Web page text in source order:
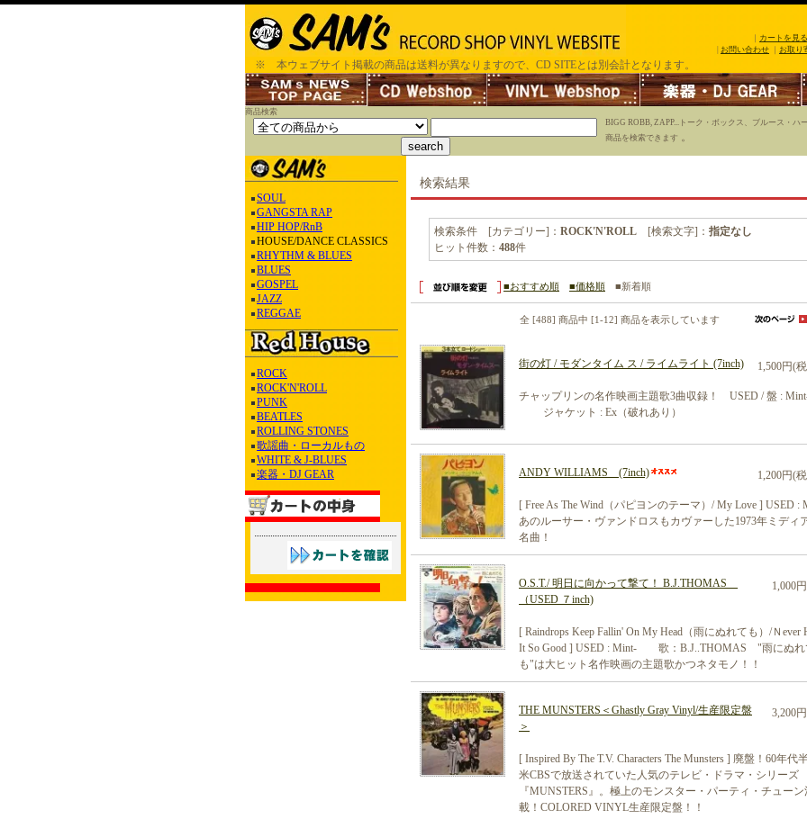
※ 本ウェブサイト掲載の商品は送料が異なりますので、CD SITEとは別会計となります。
カートを見る
お問い合わせ お取り
商品検索
BIGG ROBB, ZAPP...トーク・ボックス、ブルース・ハ
商品を検索できます 。
SOUL
GANGSTA RAP
HIP HOP/RnB
HOUSE/DANCE CLASSICS
RHYTHM & BLUES
BLUES
GOSPEL
JAZZ
REGGAE
ROCK
ROCK'N'ROLL
PUNK
BEATLES
ROLLING STONES
歌謡曲・ローカルもの
WHITE & J-BLUES
楽器・DJ GEAR
検索結果
検索条件 [カテゴリー]： ROCK'N'ROLL [検索文字]： 指定なし
ヒット件数： 488件
■おすすめ順 ■価格順 ■新着順
全 [488] 商品中 [1-12] 商品を表示しています
街の灯 / モダンタイム ス / ライムライト (7inch) 1,500円(
チャップリンの名作映画主題歌3曲収録！ USED / 盤 :
ジャケット : Ex（破れあり）
ANDY WILLIAMS (7inch) 1,200円(
[ Free As The Wind（パピヨンのテーマ）/ My Love ] USED :
あのルーサー・ヴァンドロスもカヴァーした1973年ミディ
名曲！
O.S.T./ 明日に向かって撃て！ B.J.THOMAS
（USED ７inch)
1,000
[ Raindrops Keep Fallin' On My Head（雨にぬれても）/Ｎever
It So Good ] USED : Mint- 歌：B.J..THOMAS "雨にぬれ
も"は大ヒット名作映画の主題歌かつネタモノ！！
THE MUNSTERS＜Ghastly Gray Vinyl/生産限定盤
＞
3,200
[ Inspired By The T.V. Characters The Munsters ] 廃盤！60年代
米CBSで放送されていた人気のテレビ・ドラマ・シリーズ
『MUNSTERS』。極上のモンスター・パーティ・チューン
載！COLORED VINYL生産限定盤！！